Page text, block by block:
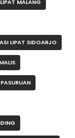
MALANG
LIPAT SIDOARJO